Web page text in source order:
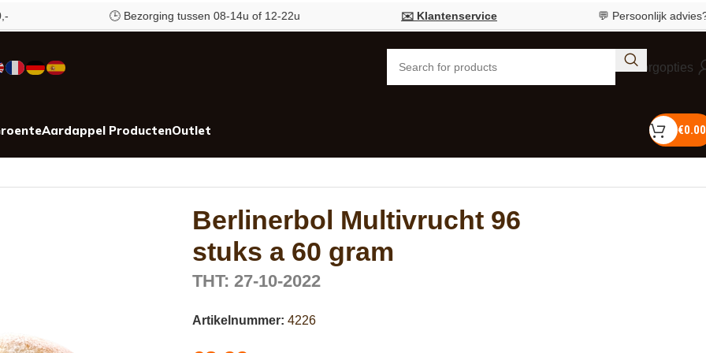
🕒 Bezorging tussen 08-14u of 12-22u ✉️ Klantenservice 💬 Persoonlijk advies?Bel
Bezorgopties
Aardappel ProductenOutlet €0.00
Berlinerbol Multivrucht 96
stuks a 60 gram
THT: 27-10-2022
Artikelnummer: 4226